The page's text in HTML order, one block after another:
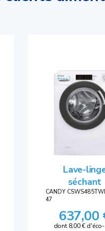
Lave-
séchant
CANDY
47
637,00
dont 8,00 €